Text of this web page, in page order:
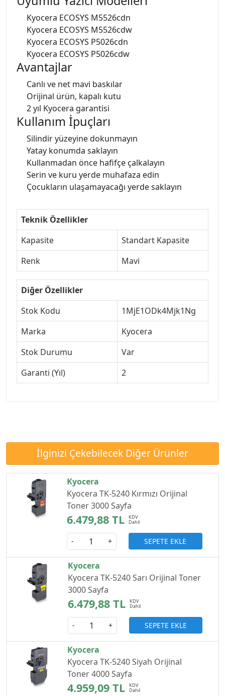
Kyocera ECOSYS M5526cdn
Kyocera ECOSYS M5526cdw
Kyocera ECOSYS P5026cdn
Kyocera ECOSYS P5026cdw
Avantajlar
Canlı ve net mavi baskılar
Orijinal ürün, kapalı kutu
2 yıl Kyocera garantisi
Kullanım İpuçları
Silindir yüzeyine dokunmayın
Yatay konumda saklayın
Kullanmadan önce hafifçe çalkalayın
Serin ve kuru yerde muhafaza edin
Çocukların ulaşamayacağı yerde saklayın
Teknik Özellikler
Kapasite
Standart Kapasite
Renk
Mavi
Diğer Özellikler
Stok Kodu
1MjE1ODk4Mjk1Ng
Marka
Kyocera
Stok Durumu
Var
Garanti (Yıl)
2
İlginizi Çekebilecek Diğer Ürünler
Kyocera
Kyocera TK-5240 Kırmızı Orijinal
Toner 3000 Sayfa
6.479,88 TL
- + SEPETE EKLE
Kyocera
Kyocera TK-5240 Sarı Orijinal Toner
3000 Sayfa
6.479,88 TL
- + SEPETE EKLE
Kyocera
Kyocera TK-5240 Siyah Orijinal
Toner 4000 Sayfa
4.959,09 TL